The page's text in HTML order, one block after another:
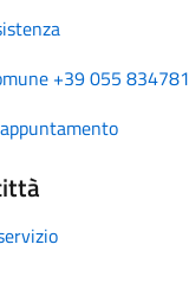
+39 055 834781